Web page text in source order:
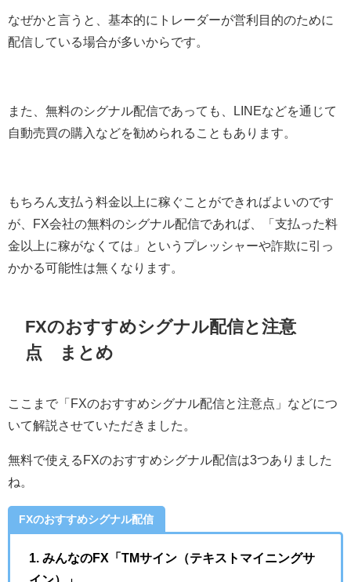
なぜかと言うと、基本的にトレーダーが営利目的のために
配信している場合が多いからです。
また、無料のシグナル配信であっても、LINEなどを通じて
自動売買の購入などを勧められることもあります。
もちろん支払う料金以上に稼ぐことができればよいのです
が、FX会社の無料のシグナル配信であれば、「支払った料
金以上に稼がなくては」というプレッシャーや詐欺に引っ
かかる可能性は無くなります。
FXのおすすめシグナル配信と注意
点 まとめ
ここまで「FXのおすすめシグナル配信と注意点」などにつ
いて解説させていただきました。
無料で使えるFXのおすすめシグナル配信は3つありました
ね。
FXのおすすめシグナル配信
1. みんなのFX「TMサイン（テキストマイニングサ